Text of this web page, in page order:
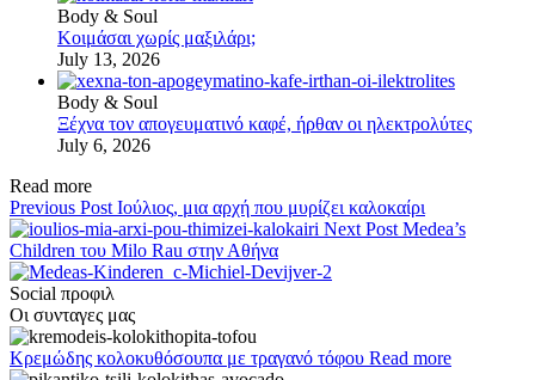
Body & Soul
Κοιμάσαι χωρίς μαξιλάρι;
July 13, 2026
Body & Soul
Ξέχνα τον απογευματινό καφέ, ήρθαν οι ηλεκτρολύτες
July 6, 2026
Read more
Previous Post Ιούλιος, μια αρχή που μυρίζει καλοκαίρι
Next Post Medea’s
Children του Milo Rau στην Αθήνα
Social προφιλ
Οι συνταγες μας
Κρεμώδης κολοκυθόσουπα με τραγανό τόφου Read more